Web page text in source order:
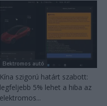
Elektromos autó
Kína szigorú határt szabott:
legfeljebb 5% lehet a hiba az
elektromos...